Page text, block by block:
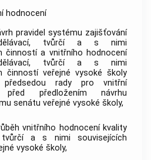
hodnocení
pravidel systému zajišťování
tvůrčí a s nimi
činností a vnitřního hodnocení
tvůrčí a s nimi
činností veřejné vysoké školy
předsedou rady pro vnitřní
před předložením návrhu
senátu veřejné vysoké školy,
vnitřního hodnocení kvality
tvůrčí a s nimi souvisejících
vysoké školy,